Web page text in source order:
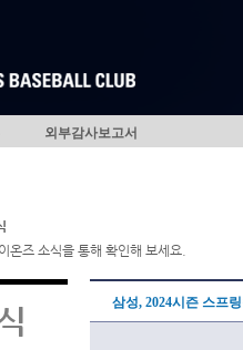
외부감사보고서
온즈 소식을 통해 확인해 보세요.
삼성, 2024시즌 스프